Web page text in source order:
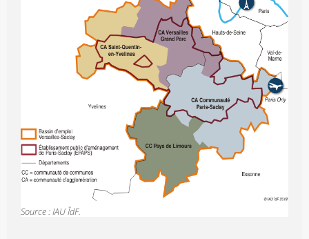
Source : IAU ÎdF.